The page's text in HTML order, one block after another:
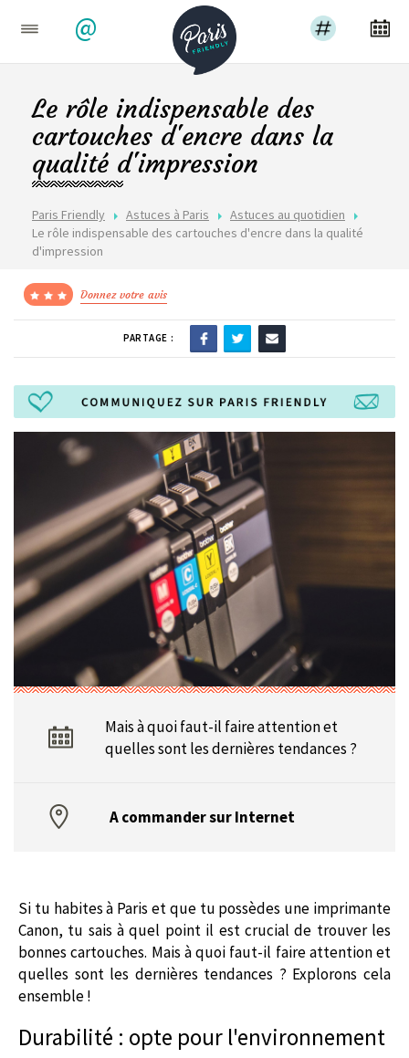
@
Paris Friendly Astuces à Paris
Astuces au quotidien
Le rôle indispensable des cartouches d'encre dans la qualité
d'impression
Le rôle indispensable des
cartouches d'encre dans la
qualité d'impression
Donnez votre avis
PARTAGE :
Mais à quoi faut-il faire attention et
quelles sont les dernières tendances ?
A commander sur Internet
Si tu habites à Paris et que tu possèdes une imprimante
Canon, tu sais à quel point il est crucial de trouver les
bonnes cartouches. Mais à quoi faut-il faire attention et
quelles sont les dernières tendances ? Explorons cela
ensemble !
Durabilité : opte pour l'environnement